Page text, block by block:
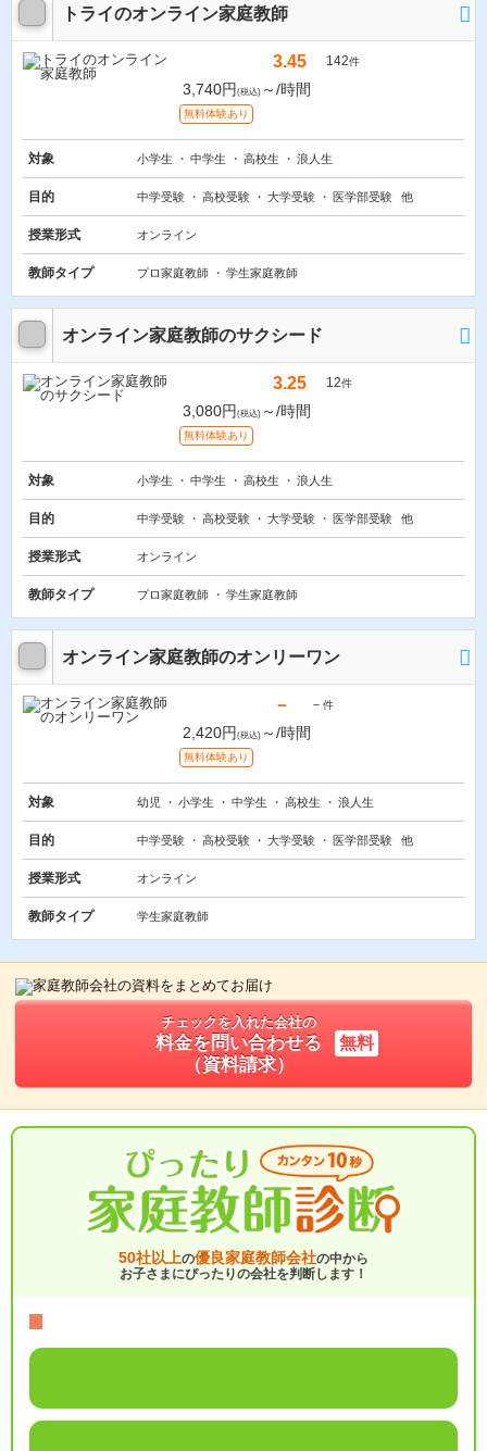
トライのオンライン家庭教師
3.45 142件
3,740円 (税込) ～/時間
無料体験あり
対象 小学生 中学生 高校生 浪人生
目的 中学受験 高校受験 大学受験 医学部受験 他
授業形式 オンライン
教師タイプ プロ家庭教師 学生家庭教師
オンライン家庭教師のサクシード
3.25 12件
3,080円 (税込) ～/時間
無料体験あり
対象 小学生 中学生 高校生 浪人生
目的 中学受験 高校受験 大学受験 医学部受験 他
授業形式 オンライン
教師タイプ プロ家庭教師 学生家庭教師
オンライン家庭教師のオンリーワン
－ － 件
2,420円 (税込) ～/時間
無料体験あり
対象 幼児 小学生 中学生 高校生 浪人生
目的 中学受験 高校受験 大学受験 医学部受験 他
授業形式 オンライン
教師タイプ 学生家庭教師
チェックを入れた会社の
料金を問い合わせる
（資料請求）
無料
50社以上の優良家庭教師会社の中から
お子さまにぴったりの会社を判断します！